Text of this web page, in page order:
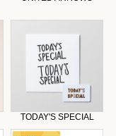
TODAY'S SPECIAL